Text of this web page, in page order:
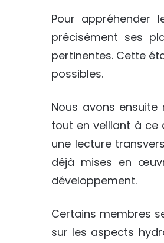
Pour appréhender
précisément ses
pertinentes. Cette
possibles.
Nous avons
tout en veillant à ce
une lecture
déjà mises en
développement.
Certains membres
sur les aspects